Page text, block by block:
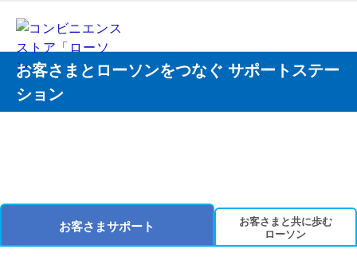
お客さまとローソンをつなぐ サポートステー
ション
お客さまサポート
お客さまと共に歩む
ローソン